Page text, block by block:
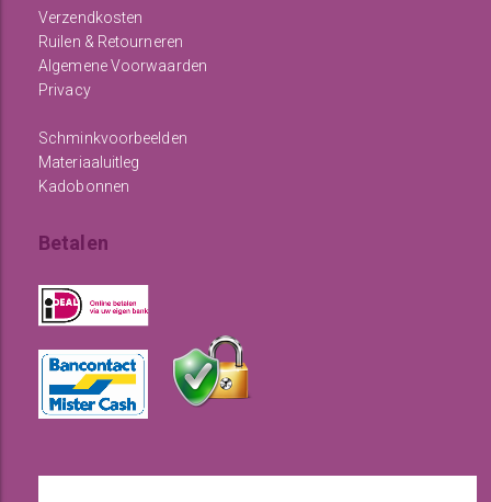
Verzendkosten
Ruilen & Retourneren
Algemene Voorwaarden
Privacy
Schminkvoorbeelden
Materiaaluitleg
Kadobonnen
Betalen